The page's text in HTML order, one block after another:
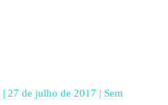
| 27 de julho de 2017 | Sem